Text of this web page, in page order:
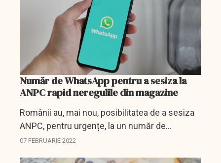
Număr de WhatsApp pentru a sesiza la
ANPC rapid neregulile din magazine
Românii au, mai nou, posibilitatea de a sesiza
ANPC, pentru urgențe, la un număr de
WhatsApp.
07 FEBRUARIE 2022